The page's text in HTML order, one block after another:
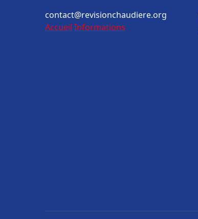
contact@revisionchaudiere.org
Accueil Informations